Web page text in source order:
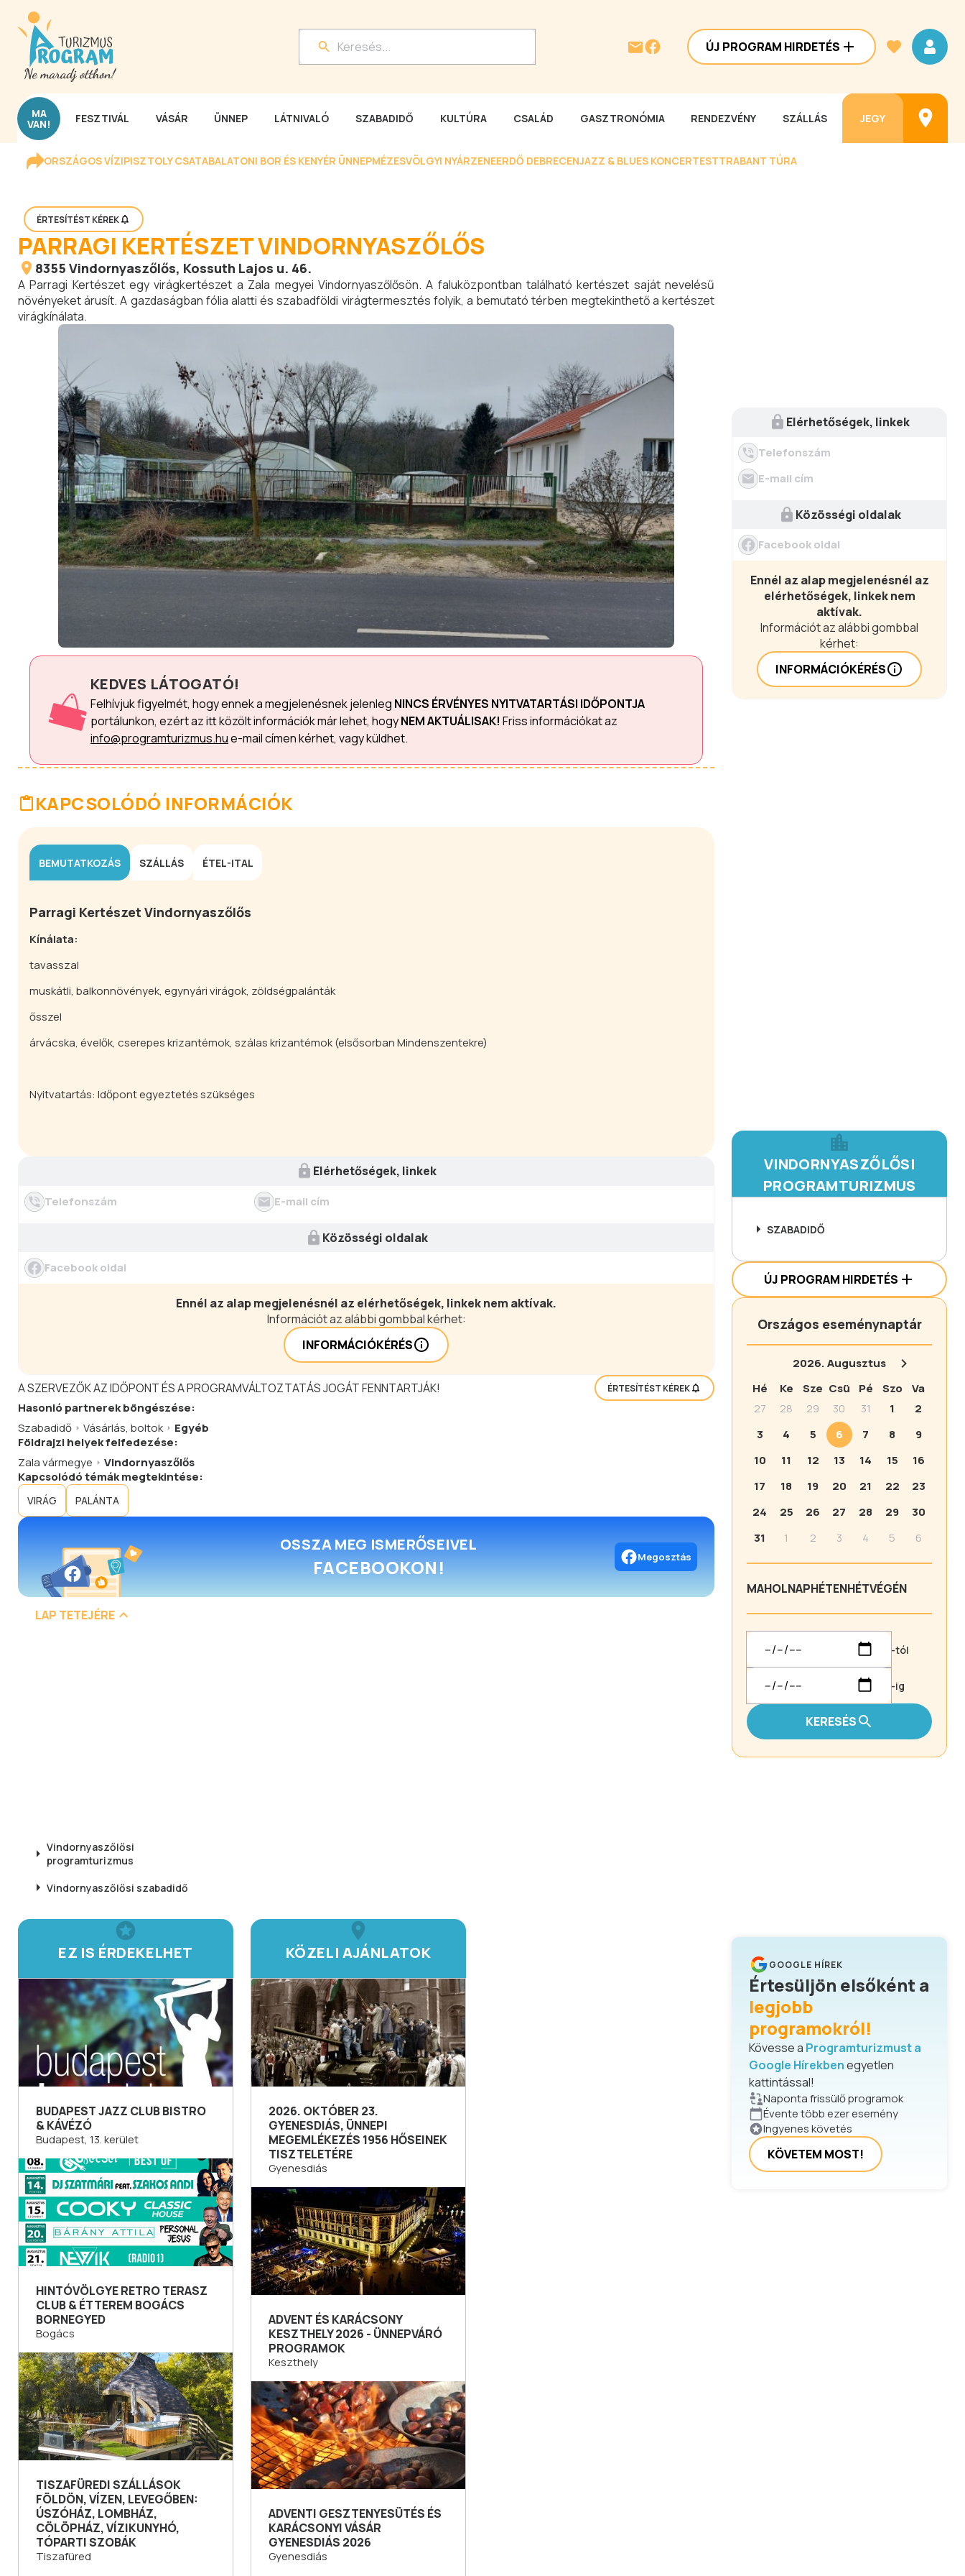
ÚJ PROGRAM HIRDETÉS
MA
VAN! FESZTIVÁL VÁSÁR ÜNNEP LÁTNIVALÓ SZABADIDŐ KULTÚRA CSALÁD GASZTRONÓMIA RENDEZVÉNY SZÁLLÁS JEGY
ORSZÁGOS VÍZIPISZTOLY CSATABALATONI BOR ÉS KENYÉR ÜNNEPMÉZESVÖLGYI NYÁRZENEERDŐ DEBRECENJAZZ & BLUES KONCERTESTTRABANT TÚRA
ÉRTESÍTÉST KÉREK
PARRAGI KERTÉSZET VINDORNYASZŐLŐS
8355 Vindornyaszőlős, Kossuth Lajos u. 46.
A Parragi Kertészet egy virágkertészet a Zala megyei Vindornyaszőlősön. A faluközpontban található kertészet saját nevelésű
növényeket árusít. A gazdaságban fólia alatti és szabadföldi virágtermesztés folyik, a bemutató térben megtekinthető a kertészet
virágkínálata.
KEDVES LÁTOGATÓ!
Felhívjuk figyelmét, hogy ennek a megjelenésnek jelenleg NINCS ÉRVÉNYES NYITVATARTÁSI IDŐPONTJA
portálunkon, ezért az itt közölt információk már lehet, hogyNEM AKTUÁLISAK! Friss információkat az
info@programturizmus.hue-mail címen kérhet, vagy küldhet.
KAPCSOLÓDÓ INFORMÁCIÓK
BEMUTATKOZÁS SZÁLLÁS ÉTEL-ITAL
Parragi Kertészet Vindornyaszőlős
Kínálata:
tavasszal
muskátli, balkonnövények, egynyári virágok, zöldségpalánták
ősszel
árvácska, évelők, cserepes krizantémok, szálas krizantémok (elsősorban Mindenszentekre)
Nyitvatartás: Időpont egyeztetés szükséges
Elérhetőségek, linkek
Telefonszám E-mail cím
Közösségi oldalak
Facebook oldal
Ennél az alap megjelenésnél az elérhetőségek, linkek nem aktívak.
Információt az alábbi gombbal kérhet:
INFORMÁCIÓKÉRÉS
A SZERVEZŐK AZ IDŐPONT ÉS A PROGRAMVÁLTOZTATÁS JOGÁT FENNTARTJÁK! ÉRTESÍTÉST KÉREK
Hasonló partnerekböngészése:
Szabadidő
Vásárlás, boltok
Egyéb
Földrajzi helyek felfedezése:
Zala vármegye
Vindornyaszőlős
Kapcsolódó témák megtekintése:
VIRÁG PALÁNTA
OSSZA MEG ISMERŐSEIVEL
FACEBOOKON! Megosztás
LAP TETEJÉRE
Vindornyaszőlősi
programturizmus
Vindornyaszőlősi szabadidő
EZ IS ÉRDEKELHET
BUDAPEST JAZZ CLUB BISTRO
& KÁVÉZÓ
Budapest, 13. kerület
HINTÓVÖLGYE RETRO TERASZ
CLUB & ÉTTEREM BOGÁCS
BORNEGYED
Bogács
TISZAFÜREDI SZÁLLÁSOK
FÖLDÖN, VÍZEN, LEVEGŐBEN:
ÚSZÓHÁZ, LOMBHÁZ,
CÖLÖPHÁZ, VÍZIKUNYHÓ,
TÓPARTI SZOBÁK
Tiszafüred
KÖZELI AJÁNLATOK
2026. OKTÓBER 23.
GYENESDIÁS, ÜNNEPI
MEGEMLÉKEZÉS 1956 HŐSEINEK
TISZTELETÉRE
Gyenesdiás
ADVENT ÉS KARÁCSONY
KESZTHELY 2026 - ÜNNEPVÁRÓ
PROGRAMOK
Keszthely
ADVENTI GESZTENYESÜTÉS ÉS
KARÁCSONYI VÁSÁR
GYENESDIÁS 2026
Gyenesdiás
Elérhetőségek, linkek
Telefonszám
E-mail cím
Közösségi oldalak
Facebook oldal
Ennél az alap megjelenésnél az
elérhetőségek, linkek nem
aktívak.
Információt az alábbi gombbal
kérhet:
INFORMÁCIÓKÉRÉS
VINDORNYASZŐLŐSI
PROGRAMTURIZMUS
SZABADIDŐ
ÚJ PROGRAM HIRDETÉS
Országos eseménynaptár
2026.Augusztus
Hé
Ke Sze Csü Pé Szo
Va
27
28 29 30 31 1
2
3
4 5 6 7 8
9
10
11 12 13 14 15
16
17
18 19 20 21 22
23
24
25 26 27 28 29
30
31
1 2 3 4 5 6
MAHOLNAPHÉTENHÉTVÉGÉN
-tól
-ig
KERESÉS
GOOGLE HÍREK
Értesüljön elsőként a
legjobb
programokról!
Kövesse a Programturizmust a
Google Hírekbenegyetlen
kattintással!
Naponta frissülő programok
Évente több ezer esemény
Ingyenes követés
KÖVETEM MOST!